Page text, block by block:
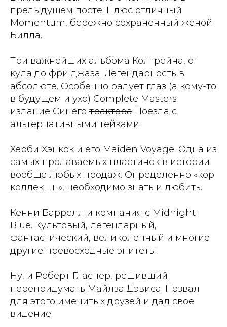
предыдущем посте. Плюс отличный
Momentum, бережно сохраненный женой
Билла.
Три важнейших альбома Колтрейна, от
кула до фри джаза. Легендарность в
абсолюте. Особенно радует глаз (а кому-то
в будущем и ухо) Complete Masters
издание Синего трактора Поезда с
альтернативными тейками.
Херби Хэнкок и его Maiden Voyage. Одна из
самых продаваемых пластинок в истории
вообще любых продаж. Определенно «кор
коллекшн», необходимо знать и любить.
Кенни Баррелл и компания с Midnight
Blue. Культовый, легендарный,
фантастический, великолепный и многие
другие превосходные эпитеты.
Ну, и Роберт Гласпер, решивший
перепридумать Майлза Дэвиса. Позвал
для этого именитых друзей и дал свое
видение.